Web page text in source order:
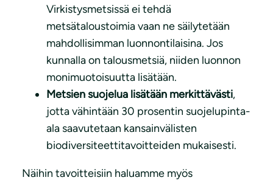
Virkistysmetsissä ei tehdä
metsätaloustoimia vaan ne säilytetään
mahdollisimman luonnontilaisina. Jos
kunnalla on talousmetsiä, niiden luonnon
monimuotoisuutta lisätään.
Metsien suojelua lisätään merkittävästi,
jotta vähintään 30 prosentin suojelupinta-
ala saavutetaan kansainvälisten
biodiversiteettitavoitteiden mukaisesti.
Näihin tavoitteisiin haluamme myös